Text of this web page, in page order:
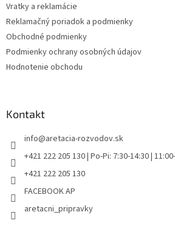
v
Vratky a reklamácie
Reklamačný poriadok a podmienky
Obchodné podmienky
Podmienky ochrany osobných údajov
Hodnotenie obchodu
Kontakt
info@aretacia-rozvodov.sk
+421 222 205 130 | Po-Pi: 7:30-14:30 |
+421 222 205 130
FACEBOOK AP
aretacni_pripravky